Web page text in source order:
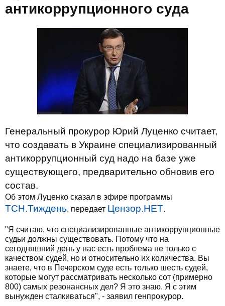
антикоррупционного суда
Генеральный прокурор Юрий Луценко считает,
что создавать в Украине специализированный
антикоррупционный суд надо на базе уже
существующего, предварительно обновив его
состав.
Об этом Луценко сказал в эфире программы
ТСН.Тиждень, передает Цензор.НЕТ.
"Я считаю, что специализированные антикоррупционные
судьи должны существовать. Потому что на
сегодняшний день у нас есть проблема не только с
качеством судей, но и относительно их количества. Вы
знаете, что в Печерском суде есть только шесть судей,
которые могут рассматривать несколько сот (примерно
800) самых резонансных дел? Я это знаю. Я с этим
вынужден сталкиваться", - заявил генпрокурор.